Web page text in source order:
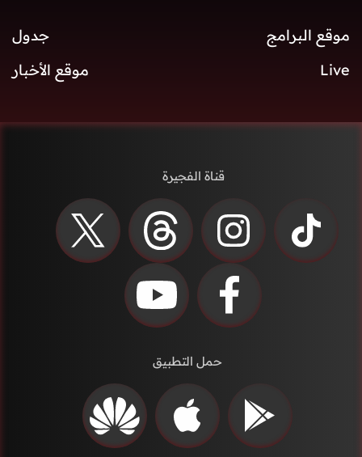
موقع البرامج
جدول
Live
موقع الأخبار
قناة الفجيرة
حمل التطبيق